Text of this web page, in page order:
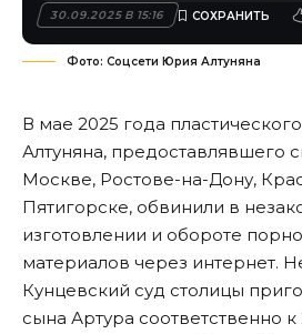
30.09.2025 В 15:16
Фото: Соцсети Юрия Алтуняна
В мае 2025 года
Алтуняна, предоставлявшего
Москве, Ростове-на-Дону,
Пятигорске, обвинили в
изготовлении и обороте
материалов через интернет.
Кунцевский суд столицы
сына Артура соответственно к